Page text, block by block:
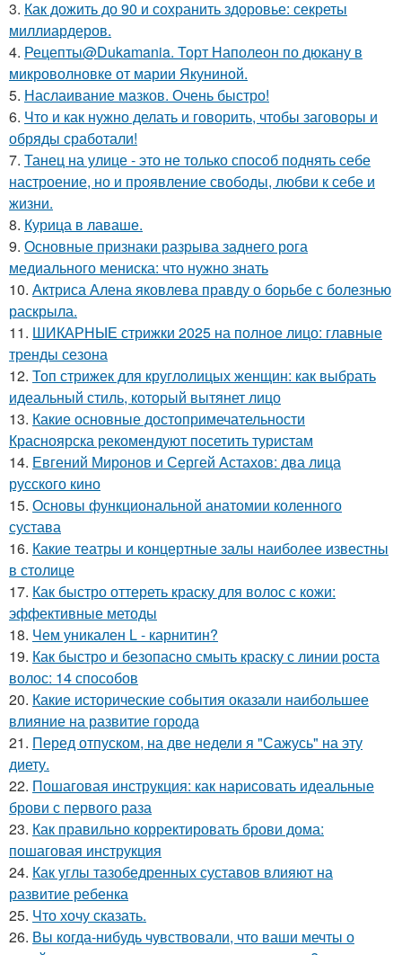
3. Как дожить до 90 и сохранить здоровье: секреты
миллиардеров.
4. Рецепты@Dukamania. Торт Наполеон по дюкану в
микроволновке от марии Якуниной.
5. Наслаивание мазков. Очень быстро!
6. Что и как нужно делать и говорить, чтобы заговоры и
обряды сработали!
7. Танец на улице - это не только способ поднять себе
настроение, но и проявление свободы, любви к себе и
жизни.
8. Курица в лаваше.
9. Основные признаки разрыва заднего рога
медиального мениска: что нужно знать
10. Актриса Алена яковлева правду о борьбе с болезнью
раскрыла.
11. ШИКАРНЫЕ стрижки 2025 на полное лицо: главные
тренды сезона
12. Топ стрижек для круглолицых женщин: как выбрать
идеальный стиль, который вытянет лицо
13. Какие основные достопримечательности
Красноярска рекомендуют посетить туристам
14. Евгений Миронов и Сергей Астахов: два лица
русского кино
15. Основы функциональной анатомии коленного
сустава
16. Какие театры и концертные залы наиболее известны
в столице
17. Как быстро оттереть краску для волос с кожи:
эффективные методы
18. Чем уникален L - карнитин?
19. Как быстро и безопасно смыть краску с линии роста
волос: 14 способов
20. Какие исторические события оказали наибольшее
влияние на развитие города
21. Перед отпуском, на две недели я "Сажусь" на эту
диету.
22. Пошаговая инструкция: как нарисовать идеальные
брови с первого раза
23. Как правильно корректировать брови дома:
пошаговая инструкция
24. Как углы тазобедренных суставов влияют на
развитие ребенка
25. Что хочу сказать.
26. Вы когда-нибудь чувствовали, что ваши мечты о